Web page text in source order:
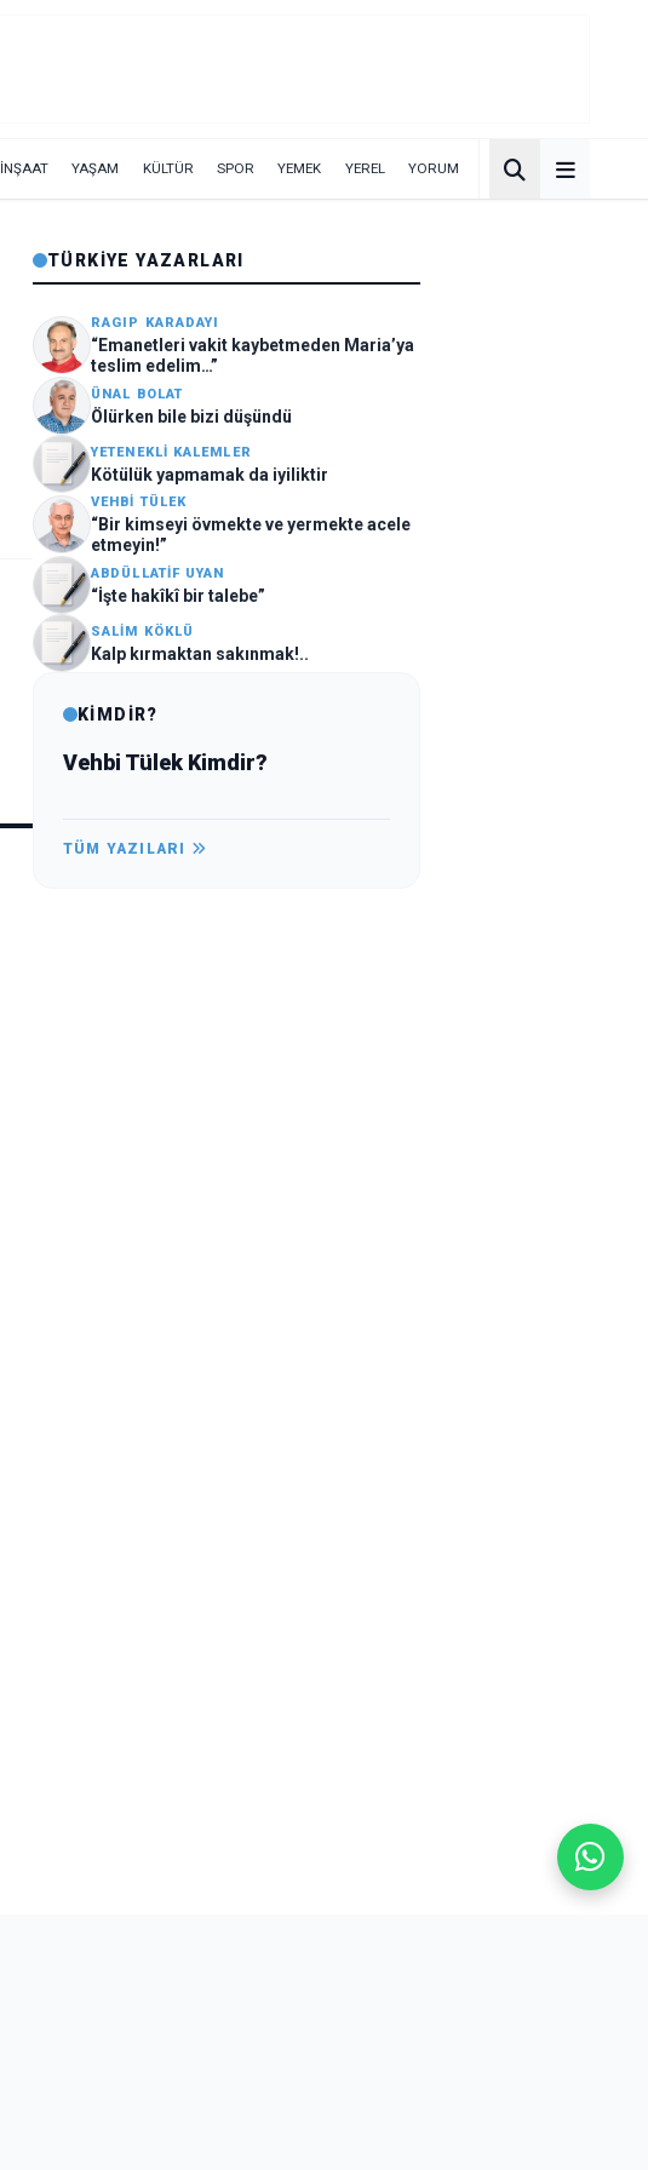
İNŞAAT YAŞAM KÜLTÜR SPOR YEMEK YEREL YORUM
TÜRKIYE YAZARLARI
RAGIP KARADAYI
“Emanetleri vakit kaybetmeden Maria’ya
teslim edelim…”
ÜNAL BOLAT
Ölürken bile bizi düşündü
YETENEKLI KALEMLER
Kötülük yapmamak da iyiliktir
VEHBI TÜLEK
“Bir kimseyi övmekte ve yermekte acele
etmeyin!”
ABDÜLLATIF UYAN
“İşte hakîkî bir talebe”
SALIM KÖKLÜ
Kalp kırmaktan sakınmak!..
KİMDİR?
Vehbi Tülek Kimdir?
TÜM YAZILARI